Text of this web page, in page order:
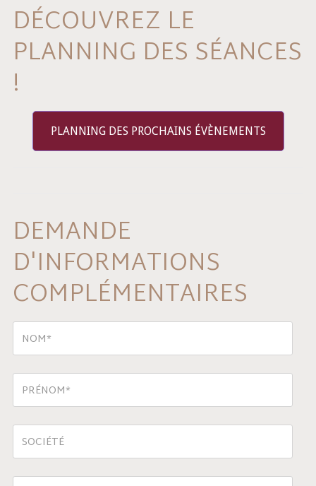
DÉCOUVREZ LE
PLANNING DES SÉANCES
!
PLANNING DES PROCHAINS ÉVÈNEMENTS
DEMANDE
D'INFORMATIONS
COMPLÉMENTAIRES